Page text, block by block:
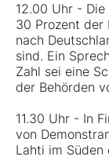
12.00 Uhr -
30 Prozent der
nach
sind. Ein
Zahl sei eine
der Behörden
11.30 Uhr - In
von
Lahti im Süden